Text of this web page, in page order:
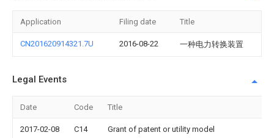
Application Filing date Title
CN201620914321.7U 2016-08-22 一种电力转换装置
Legal Events
Date Code Title
2017-02-08 C14 Grant of patent or utility model